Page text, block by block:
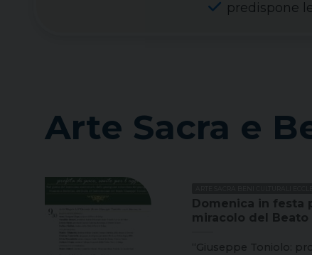
predispone
Arte Sacra e
Domenica in festa
miracolo del Beato
“Giuseppe Toniolo: